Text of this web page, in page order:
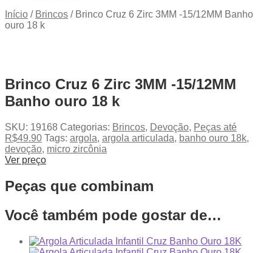
Início / Brincos / Brinco Cruz 6 Zirc 3MM -15/12MM Banho
ouro 18 k
Brinco Cruz 6 Zirc 3MM -15/12MM
Banho ouro 18 k
SKU: 19168 Categorias: Brincos, Devoção, Peças até
R$49.90 Tags: argola, argola articulada, banho ouro 18k,
devoção, micro zircônia
Ver preço
Peças que combinam
Você também pode gostar de…